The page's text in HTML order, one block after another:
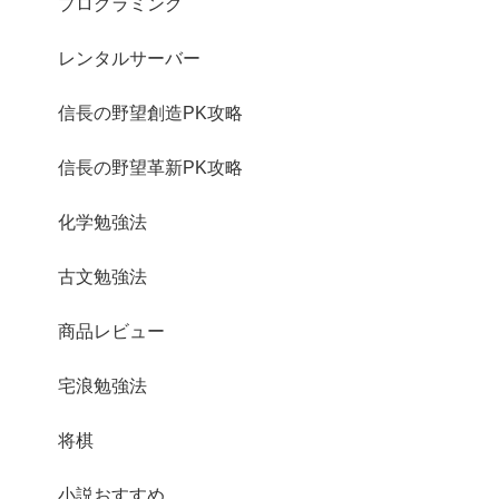
レンタルサーバー
信長の野望創造PK攻略
信長の野望革新PK攻略
化学勉強法
古文勉強法
商品レビュー
宅浪勉強法
将棋
小説おすすめ